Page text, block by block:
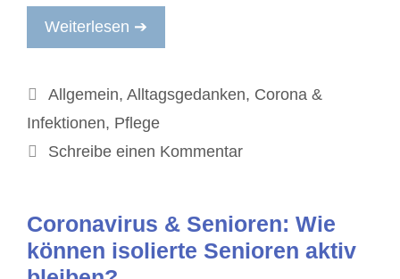
Weiterlesen ➔
Kategorien
Allgemein, Alltagsgedanken, Corona &
Infektionen, Pflege
Schreibe einen Kommentar
Coronavirus & Senioren: Wie
können isolierte Senioren aktiv